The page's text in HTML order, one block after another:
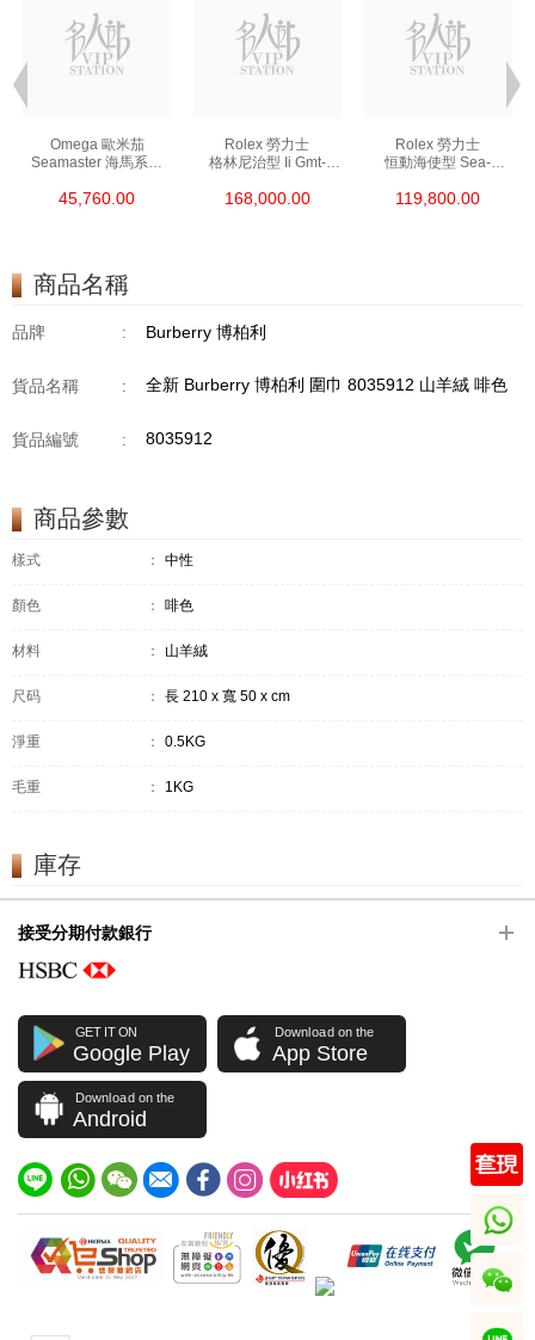
Omega 歐米茄
Seamaster 海馬系列
精鋼 Nekton Edition
45,760.00
Rolex 勞力士
格林尼治型 Ii Gmt-
0002 18kt玫瑰金/鋼
168,000.00
Rolex 勞力士
恒動海使型 Sea-
精鋼 單紅
119,800.00
商品名稱
品牌 : Burberry 博柏利
貨品名稱 : 全新 Burberry 博柏利 圍巾 8035912 山羊絨 啡色
貨品編號 : 8035912
商品參數
樣式 ： 中性
顏色 ： 啡色
材料 ： 山羊絨
尺码 ： 長 210 x 寬 50 x cm
淨重 ： 0.5KG
毛重 ： 1KG
庫存
接受分期付款銀行
GET IT ON
Google Play
Download on the
App Store
Download on the
Android